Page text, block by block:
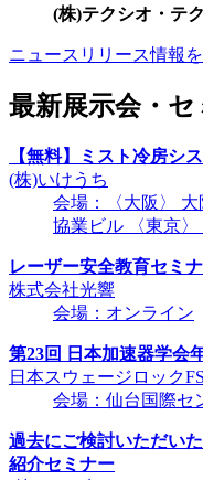
(株)テクシオ・テ
ニュースリリース情報
最新展示会・
【無料】ミスト冷房シ
(株)いけうち
会場：〈大阪〉 大
協業ビル 〈東京
レーザー安全教育セミ
株式会社光響
会場：オンライン
第23回 日本加速器学会
日本スウェージロック
会場：仙台国際セ
過去にご検討いただい
紹介セミナー